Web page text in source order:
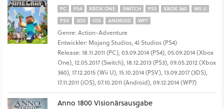
PC PS4 XBOX ONE SWITCH PS3 XBOX 360
WII U
PSV
3DS IOS ANDROID WP7
Genre: Action-Adventure
Entwickler: Mojang Studios, 4J Studios (PS4)
Release: 18.11.2011 (PC), 03.09.2014 (PS4), 05.09.2014 (Xbox
One), 12.05.2017 (Switch), 18.12.2013 (PS3), 09.05.2012 (Xbox
360), 17.12.2015 (Wii U), 15.10.2014 (PSV), 13.09.2017 (3DS),
17.11.2011 (iOS), 07.10.2011 (Android), 09.12.2014 (WP7)
Anno 1800 Visionärsausgabe